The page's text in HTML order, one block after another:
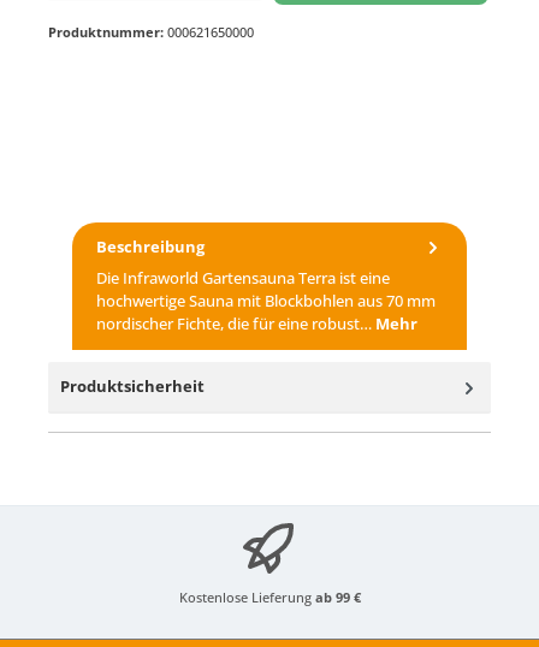
Produktnummer: 000621650000
Beschreibung
Die Infraworld Gartensauna Terra ist eine
hochwertige Sauna mit Blockbohlen aus 70 mm
nordischer Fichte, die für eine robust… Mehr
Produktsicherheit
Kostenlose Lieferung ab 99 €